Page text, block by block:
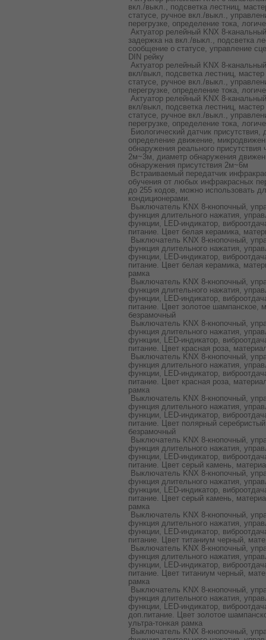
вкл./выкл., подсветка лестниц,
статусе, ручное вкл./выкл.,
перегрузке, определение тока,
Актуатор релейный KNX 8-
задержка на вкл./выкл., подсветка
сообщение о статусе, управление
DIN рейку
Актуатор релейный KNX 8-
вкл/выкл, подсветка лестниц,
статусе, ручное вкл./выкл.,
перегрузке, определение тока,
Актуатор релейный KNX 8-
вкл/выкл, подсветка лестниц,
статусе, ручное вкл./выкл.,
перегрузке, определение тока,
Биологический датчик присутствия,
определение движение,
обнаружения реального присутствия
2м~3м, диаметр обнаружения
обнаружения присутствия 2м~6м
Встраиваемый передатчик
обучения от любых инфракрасных
до 255 кодов, можно использовать
кондиционерами.
Выключатель KNX 8-кнопочный,
функция длительного нажатия,
функции, LED-индикатор,
питание. Цвет белая керамика,
Выключатель KNX 8-кнопочный,
функция длительного нажатия,
функции, LED-индикатор,
питание. Цвет белая керамика,
рамка
Выключатель KNX 8-кнопочный,
функция длительного нажатия,
функции, LED-индикатор,
питание. Цвет золотое шампанское,
безрамочный
Выключатель KNX 8-кнопочный,
функция длительного нажатия,
функции, LED-индикатор,
питание. Цвет красная роза,
Выключатель KNX 8-кнопочный,
функция длительного нажатия,
функции, LED-индикатор,
питание. Цвет красная роза,
рамка
Выключатель KNX 8-кнопочный,
функция длительного нажатия,
функции, LED-индикатор,
питание. Цвет полярный
безрамочный
Выключатель KNX 8-кнопочный,
функция длительного нажатия,
функции, LED-индикатор,
питание. Цвет серый камень,
Выключатель KNX 8-кнопочный,
функция длительного нажатия,
функции, LED-индикатор,
питание. Цвет серый камень,
рамка
Выключатель KNX 8-кнопочный,
функция длительного нажатия,
функции, LED-индикатор,
питание. Цвет титаниум черный,
Выключатель KNX 8-кнопочный,
функция длительного нажатия,
функции, LED-индикатор,
питание. Цвет титаниум черный,
рамка
Выключатель KNX 8-кнопочный,
функция длительного нажатия,
функции, LED-индикатор,
доп.питание. Цвет золотое
ультра-тонкая рамка
Выключатель KNX 8-кнопочный,